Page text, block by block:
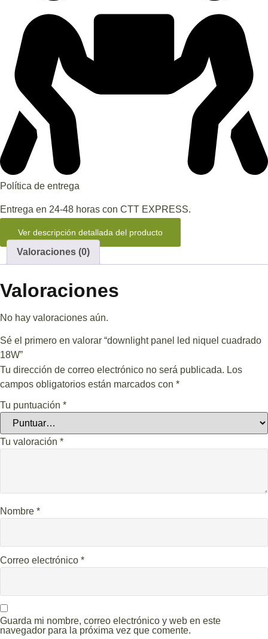
Política de entrega
Entrega en 24-48 horas con CTT EXPRESS.
Ver descripción detallada del producto
Valoraciones (0)
Valoraciones
No hay valoraciones aún.
Sé el primero en valorar “downlight panel led niquel cuadrado
18W”
Tu dirección de correo electrónico no será publicada. Los
campos obligatorios están marcados con *
Tu puntuación *
Tu valoración *
Nombre *
Correo electrónico *
Guarda mi nombre, correo electrónico y web en este
navegador para la próxima vez que comente.